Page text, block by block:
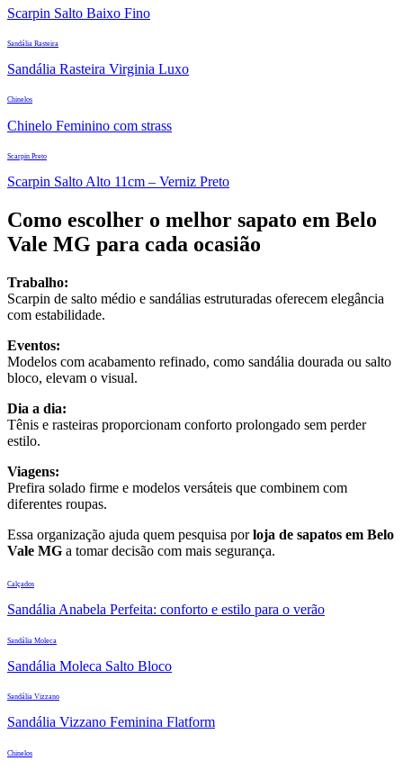
Scarpin Salto Baixo Fino
Sandália Rasteira
Sandália Rasteira Virginia Luxo
Chinelos
Chinelo Feminino com strass
Scarpin Preto
Scarpin Salto Alto 11cm – Verniz Preto
Como escolher o melhor sapato em Belo
Vale MG para cada ocasião
Trabalho:
Scarpin de salto médio e sandálias estruturadas oferecem elegância
com estabilidade.
Eventos:
Modelos com acabamento refinado, como sandália dourada ou salto
bloco, elevam o visual.
Dia a dia:
Tênis e rasteiras proporcionam conforto prolongado sem perder
estilo.
Viagens:
Prefira solado firme e modelos versáteis que combinem com
diferentes roupas.
Essa organização ajuda quem pesquisa porloja de sapatos em Belo
Vale MG a tomar decisão com mais segurança.
Calçados
Sandália Anabela Perfeita: conforto e estilo para o verão
Sandália Moleca
Sandália Moleca Salto Bloco
Sandália Vizzano
Sandália Vizzano Feminina Flatform
Chinelos